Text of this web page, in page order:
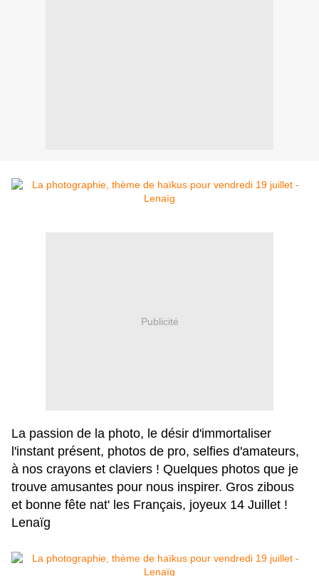
Publicité
La passion de la photo, le désir d'immortaliser
l'instant présent, photos de pro, selfies d'amateurs,
à nos crayons et claviers ! Quelques photos que je
trouve amusantes pour nous inspirer. Gros zibous
et bonne fête nat' les Français, joyeux 14 Juillet !
Lenaïg